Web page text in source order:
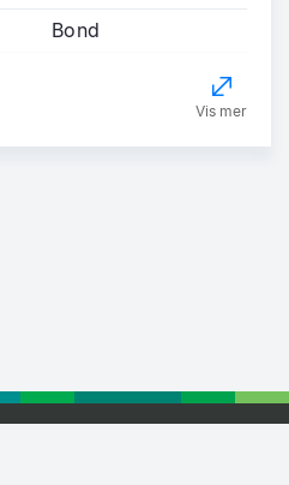
Bond
Vis mer